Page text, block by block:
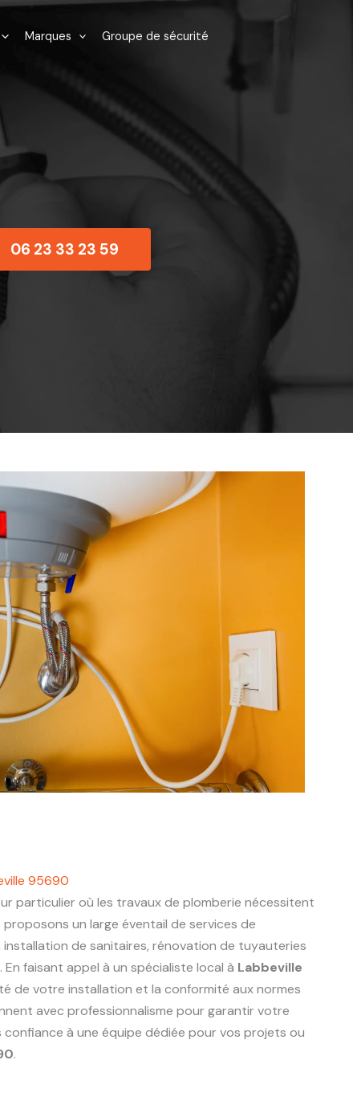
Marques Groupe de sécurité
06 23 33 23 59
95690
particulier où les travaux de plomberie nécessitent
un large éventail de services de
de sanitaires, rénovation de tuyauteries
faisant appel à un spécialiste local à Labbeville
de votre installation et la conformité aux normes
avec professionnalisme pour garantir votre
à une équipe dédiée pour vos projets ou
.